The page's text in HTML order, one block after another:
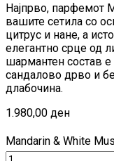
Најпрво, парфемот
вашите сетила со
цитрус и нане, а
елегантно срце од
шармантен состав
сандалово дрво и
длабочина.
1.980,00 ден
Mandarin & White